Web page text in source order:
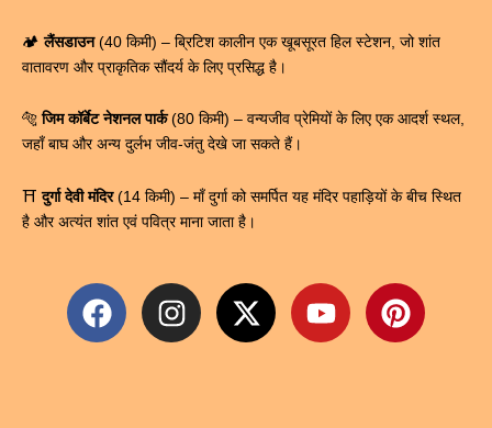
🏕️लैंसडाउन(40 किमी) – ब्रिटिश कालीन एक खूबसूरत हिल स्टेशन, जो शांत
वातावरण और प्राकृतिक सौंदर्य के लिए प्रसिद्ध है।
🐅जिम कॉर्बेट नेशनल पार्क(80 किमी) – वन्यजीव प्रेमियों के लिए एक आदर्श स्थल,
जहाँ बाघ और अन्य दुर्लभ जीव-जंतु देखे जा सकते हैं।
⛩दुर्गा देवी मंदिर(14 किमी) – माँ दुर्गा को समर्पित यह मंदिर पहाड़ियों के बीच स्थित
है और अत्यंत शांत एवं पवित्र माना जाता है।
F
a
I
n
X
-
Y
o
P
i